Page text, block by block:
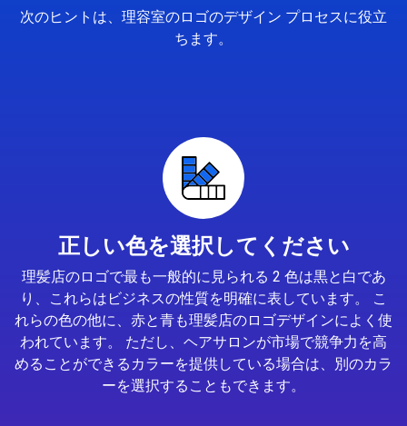
次のヒントは、理容室のロゴのデザイン プロセスに役立
ちます。
正しい色を選択してください
理髪店のロゴで最も一般的に見られる 2 色は黒と白であ
り、これらはビジネスの性質を明確に表しています。 こ
れらの色の他に、赤と青も理髪店のロゴデザインによく使
われています。 ただし、ヘアサロンが市場で競争力を高
めることができるカラーを提供している場合は、別のカラ
ーを選択することもできます。